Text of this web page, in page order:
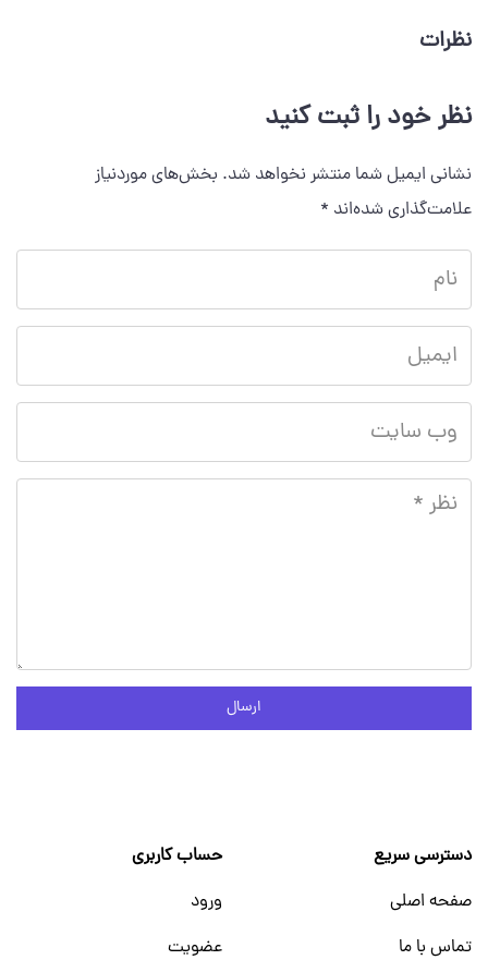
نظرات
نظر خود را ثبت کنید
نشانی ایمیل شما منتشر نخواهد شد. بخش‌های موردنیاز
علامت‌گذاری شده‌اند *
ارسال
دسترسی سریع
صفحه اصلی
تماس با ما
حساب کاربری
ورود
عضویت